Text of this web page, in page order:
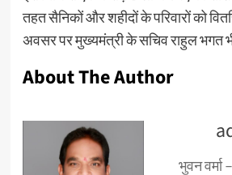
तहत सैनिकों और शहीदों के परिवारों को
अवसर पर मुख्यमंत्री के सचिव राहुल भगत
About The Author
भुवन